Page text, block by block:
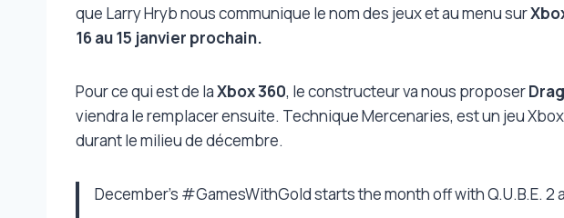
que Larry Hryb nous communique le nom des jeux et au menu sur
16 au 15 janvier prochain.
Pour ce qui est de laXbox 360, le constructeur va nous proposer
viendra le remplacer ensuite. Technique Mercenaries, est un jeu
durant le milieu de décembre.
December’s #GamesWithGold starts the month off with Q.U.B.E. 2